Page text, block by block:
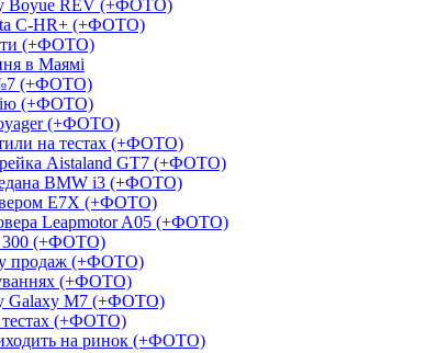
Boyue REV (+ФОТО)
C-HR+ (+ФОТО)
(+ФОТО)
в Маямі
№7 (+ФОТО)
(+ФОТО)
(+ФОТО)
на тестах (+ФОТО)
Aistaland GT7 (+ФОТО)
седана BMW i3 (+ФОТО)
E7X (+ФОТО)
Leapmotor A05 (+ФОТО)
300 (+ФОТО)
у продаж (+ФОТО)
(+ФОТО)
Galaxy M7 (+ФОТО)
тестах (+ФОТО)
на ринок (+ФОТО)